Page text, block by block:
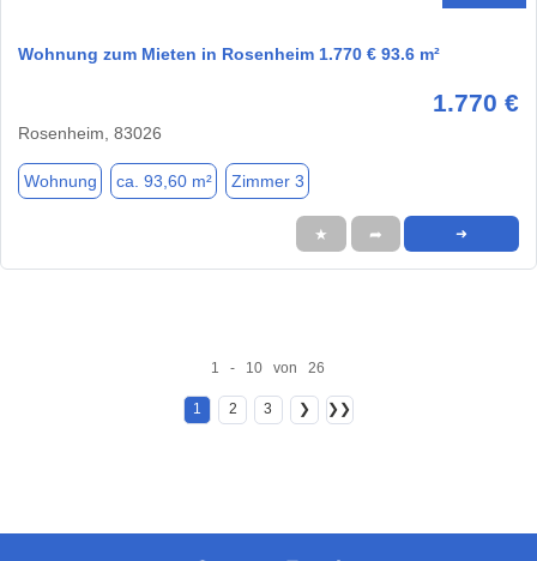
Wohnung zum Mieten in Rosenheim 1.770 € 93.6 m²
1.770 €
Rosenheim, 83026
Wohnung ca. 93,60 m² Zimmer 3
★ ➦ ➜
1 - 10 von 26
1 2 3 ❯ ❯❯